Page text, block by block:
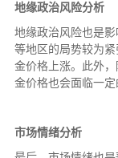
地缘政治风险分析
地缘政治风险也是
等地区的局势较为
金价格上涨。此外
金价格也会面临一定
市场情绪分析